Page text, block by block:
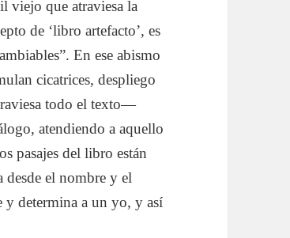
viejo que atraviesa la
de ‘libro artefacto’, es
En ese abismo
cicatrices, despliego
todo el texto—
atendiendo a aquello
pasajes del libro están
el nombre y el
y determina a un yo, y así